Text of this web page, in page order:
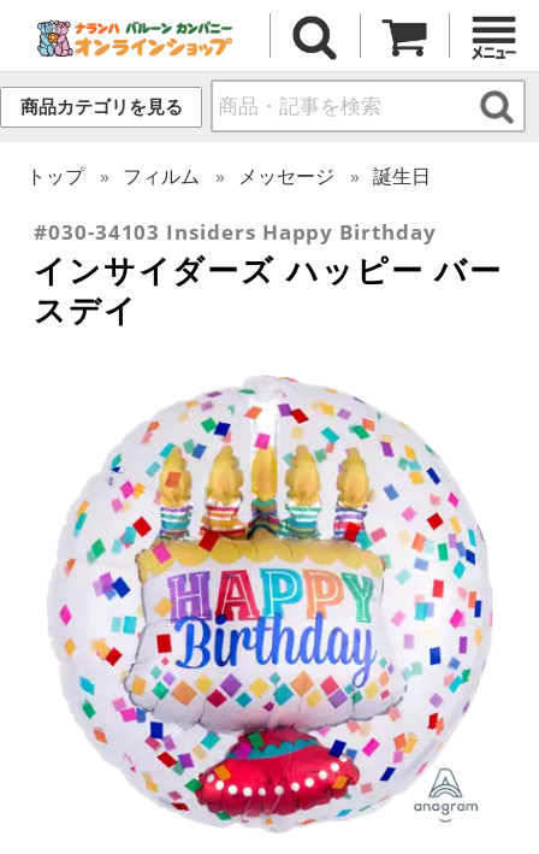
商品カテゴリを見る
トップ フィルム メッセージ 誕生日
#030-34103 Insiders Happy Birthday
インサイダーズ ハッピー バー
スデイ